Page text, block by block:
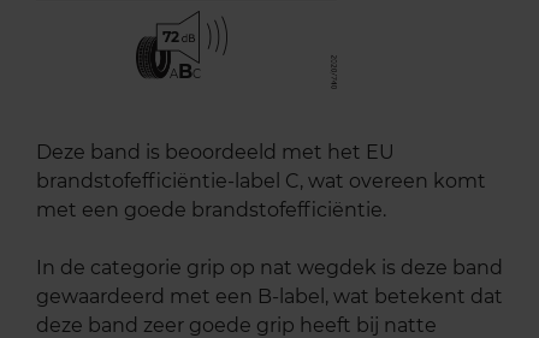
72
ABC
Deze band is beoordeeld met het EU
brandstofefficiëntie-label C, wat overeen komt
met een goede brandstofefficiëntie.
In de categorie grip op nat wegdek is deze band
gewaardeerd met een B-label, wat betekent dat
deze band zeer goede grip heeft bij natte